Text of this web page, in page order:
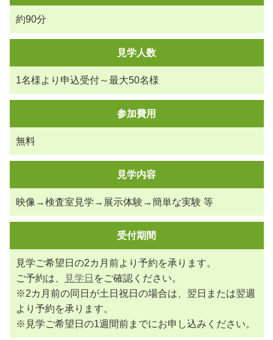
約90分
見学人数
1名様より申込受付～最大50名様
参加費用
無料
見学内容
映像→検査室見学→展示体験→簡単な実験 等
受付期間
見学ご希望日の2カ月前より予約を承ります。
ご予約は、
見学日 をご確認ください。
※2カ月前の同日が土日祝日の場合は、翌日または翌週
より予約を承ります。
※見学ご希望日の1週間前までにお申し込みください。